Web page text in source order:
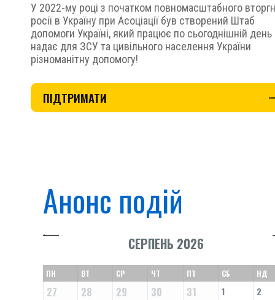
У 2022-му році з початком повномасштабного
росії в Україну при Асоціації був створений Штаб
допомоги Україні, який працює по сьогоднішній день
надає для ЗСУ та цивільного населення України
різноманітну допомогу!
ПІДТРИМАТИ
Анонс подій
СЕРПЕНЬ 2026
ПН ВТ СР ЧТ ПТ СБ НД
27 28 29 30 31 1
2